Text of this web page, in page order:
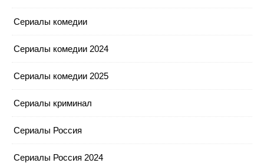
Сериалы комедии
Сериалы комедии 2024
Сериалы комедии 2025
Сериалы криминал
Сериалы Россия
Сериалы Россия 2024